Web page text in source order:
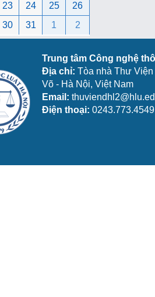
23 24 25
26
30 31 1 2
Trung tâm Công nghệ
Địa chỉ: Tòa nhà Thư
Võ - Hà Nội, Việt Nam
Email:
Điện thoại: 0243.773.4549